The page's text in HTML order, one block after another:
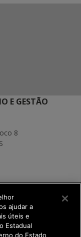
E GESTÃO
8
ajudar a
úteis e
Estadual
do Estado